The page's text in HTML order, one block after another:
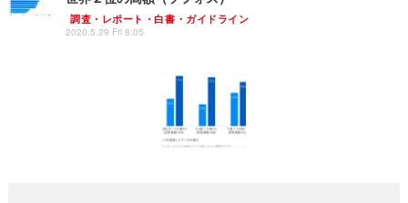
調査・レポート・白書・ガイドライン
2020.5.29 Fri 8:05